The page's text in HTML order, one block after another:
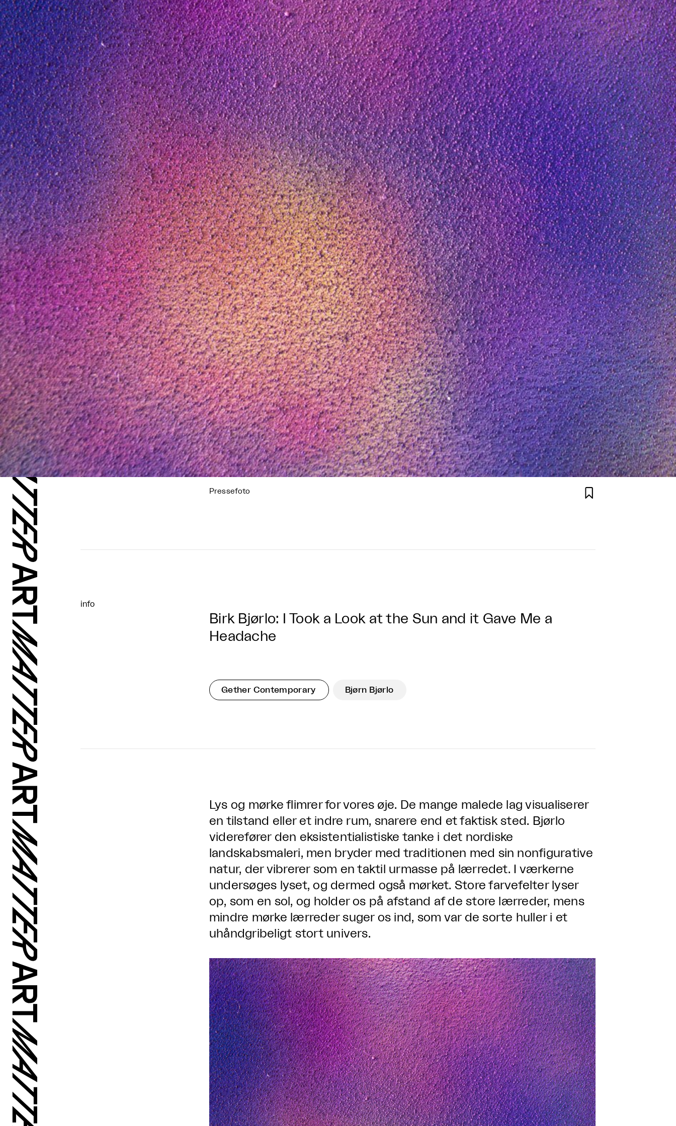
Pressefoto 
info
Birk Bjørlo: I Took a Look at the Sun and it Gave Me a
Headache
Gether Contemporary Bjørn Bjørlo
Lys og mørke flimrer for vores øje. De mange malede lag visualiserer
en tilstand eller et indre rum, snarere end et faktisk sted. Bjørlo
viderefører den eksistentialistiske tanke i det nordiske
landskabsmaleri, men bryder med traditionen med sin nonfigurative
natur, der vibrerer som en taktil urmasse på lærredet. I værkerne
undersøges lyset, og dermed også mørket. Store farvefelter lyser
op, som en sol, og holder os på afstand af de store lærreder, mens
mindre mørke lærreder suger os ind, som var de sorte huller i et
uhåndgribeligt stort univers.